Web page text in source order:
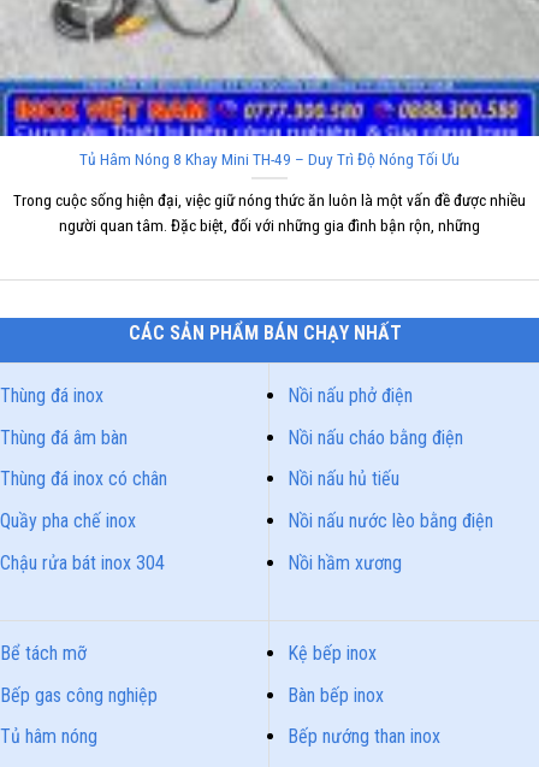
Tủ Hâm Nóng 8 Khay Mini TH-49 – Duy Trì Độ Nóng Tối Ưu
Trong cuộc sống hiện đại, việc giữ nóng thức ăn luôn là một vấn đề được nhiều
người quan tâm. Đặc biệt, đối với những gia đình bận rộn, những
CÁC SẢN PHẨM BÁN CHẠY NHẤT
Thùng đá inox
Thùng đá âm bàn
Thùng đá inox có chân
Quầy pha chế inox
Chậu rửa bát inox 304
Nồi nấu phở điện
Nồi nấu cháo bằng điện
Nồi nấu hủ tiếu
Nồi nấu nước lèo bằng điện
Nồi hầm xương
Bể tách mỡ
Bếp gas công nghiệp
Tủ hâm nóng
Kệ bếp inox
Bàn bếp inox
Bếp nướng than inox